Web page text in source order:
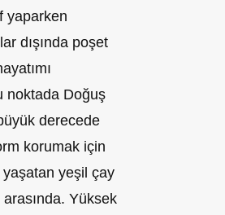
yaparken
dışında poşet
noktada Doğuş
derecede
korumak için
yaşatan yeşil çay
Yüksek